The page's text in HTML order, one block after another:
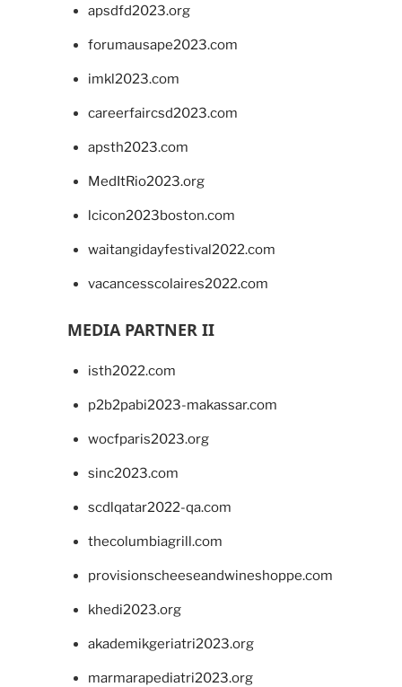
apsdfd2023.org
forumausape2023.com
imkl2023.com
careerfaircsd2023.com
apsth2023.com
MedItRio2023.org
lcicon2023boston.com
waitangidayfestival2022.com
vacancesscolaires2022.com
MEDIA PARTNER II
isth2022.com
p2b2pabi2023-makassar.com
wocfparis2023.org
sinc2023.com
scdlqatar2022-qa.com
thecolumbiagrill.com
provisionscheeseandwineshoppe.com
khedi2023.org
akademikgeriatri2023.org
marmarapediatri2023.org